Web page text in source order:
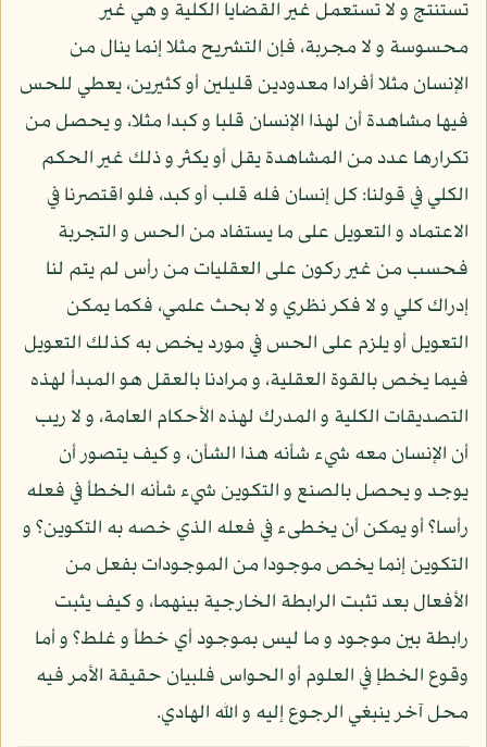
تستنتج و لا تستعمل غير القضايا الكلية و هي غير
محسوسة و لا مجربة، فإن التشريح مثلا إنما ينال من
الإنسان مثلا أفرادا معدودين قليلين أو كثيرين، يعطي للحس
فيها مشاهدة أن لهذا الإنسان قلبا و كبدا مثلا، و يحصل من
تكرارها عدد من المشاهدة يقل أو يكثر و ذلك غير الحكم
الكلي في قولنا: كل إنسان فله قلب أو كبد، فلو اقتصرنا في
الاعتماد و التعويل على ما يستفاد من الحس و التجربة
فحسب من غير ركون على العقليات من رأس لم يتم لنا
إدراك كلي و لا فكر نظري و لا بحث علمي، فكما يمكن
التعويل أو يلزم على الحس في مورد يخص به كذلك التعويل
فيما يخص بالقوة العقلية، و مرادنا بالعقل هو المبدأ لهذه
التصديقات الكلية و المدرك لهذه الأحكام العامة، و لا ريب
أن الإنسان معه شيء شأنه هذا الشأن، و كيف يتصور أن
يوجد و يحصل بالصنع و التكوين شيء شأنه الخطأ في فعله
رأسا؟ أو يمكن أن يخطىء في فعله الذي خصه به التكوين؟ و
التكوين إنما يخص موجودا من الموجودات بفعل من
الأفعال بعد تثبت الرابطة الخارجية بينهما، و كيف يثبت
رابطة بين موجود و ما ليس بموجود أي خطأ و غلط؟ و أما
وقوع الخطإ في العلوم أو الحواس فلبيان حقيقة الأمر فيه
محل آخر ينبغي الرجوع إليه و الله الهادي.